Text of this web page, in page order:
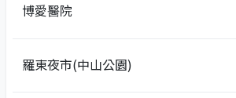
博愛醫院
羅東夜市(中山公園)